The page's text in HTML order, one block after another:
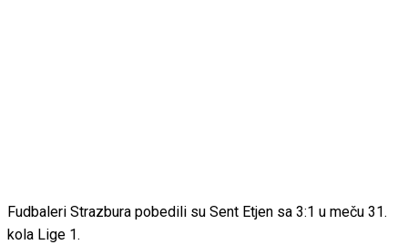
Fudbaleri Strazbura pobedili su Sent Etjen sa 3:1 u meču 31.
kola Lige 1.